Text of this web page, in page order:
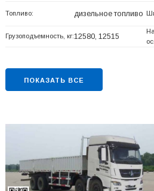
Топливо: дизельное топливо
Грузоподъемность, кг:12580, 12515
ПОКАЗАТЬ ВСЕ